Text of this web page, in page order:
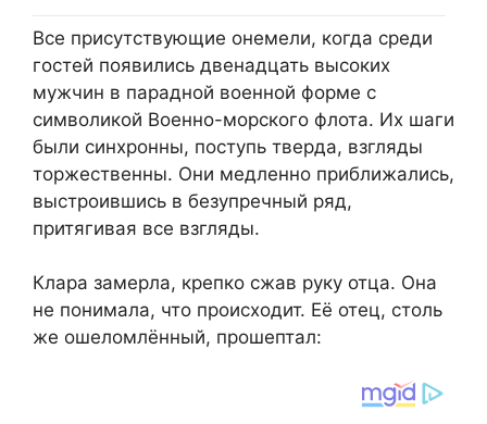
Все присутствующие онемели, когда среди
гостей появились двенадцать высоких
мужчин в парадной военной форме с
символикой Военно-морского флота. Их шаги
были синхронны, поступь тверда, взгляды
торжественны. Они медленно приближались,
выстроившись в безупречный ряд,
притягивая все взгляды.
Клара замерла, крепко сжав руку отца. Она
не понимала, что происходит. Её отец, столь
же ошеломлённый, прошептал: